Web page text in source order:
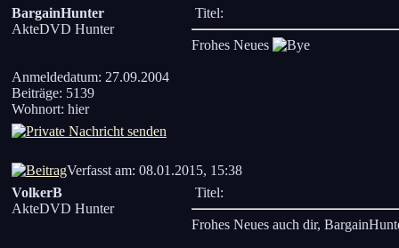
BargainHunter
AkteDVD Hunter
Anmeldedatum: 27.09.2004
Beiträge: 5139
Wohnort: hier
Titel:
Frohes Neues
Verfasst am: 08.01.2015, 15:38
VolkerB
AkteDVD Hunter
Titel:
Frohes Neues auch dir,